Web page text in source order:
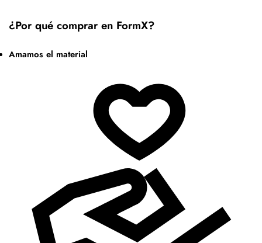
¿Por qué comprar en FormX?
Amamos el material